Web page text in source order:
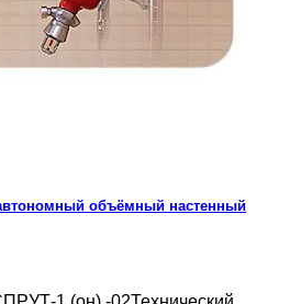
объёмный настенный